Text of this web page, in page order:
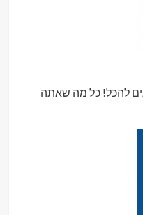
להכל! כל מה שאתה